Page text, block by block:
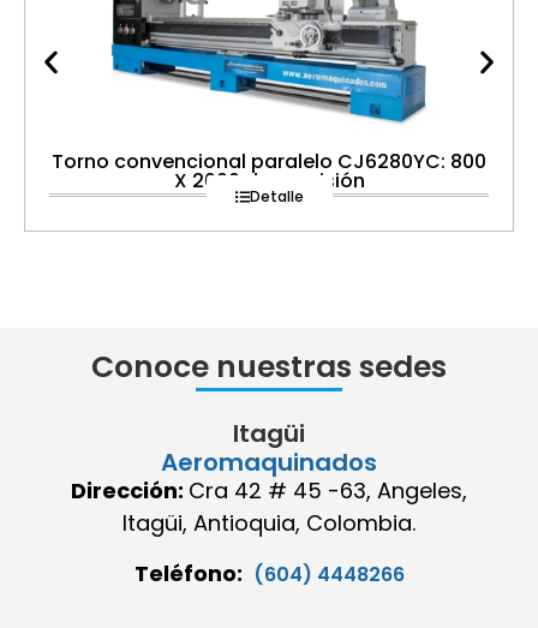
Torno convencional paralelo CJ6280YC: 800
X 2000 de precisión
Detalle
Conoce nuestras sedes
Itagüi
Aeromaquinados
Dirección: Cra 42 # 45 -63, Angeles,
Itagüi, Antioquia, Colombia.
Teléfono: (604) 4448266